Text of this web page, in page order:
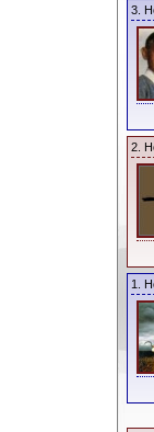
3.
2.
1.